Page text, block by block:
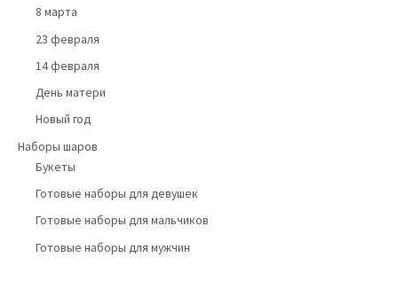
8 марта
23 февраля
14 февраля
День матери
Новый год
Наборы шаров
Букеты
Готовые наборы для девушек
Готовые наборы для мальчиков
Готовые наборы для мужчин